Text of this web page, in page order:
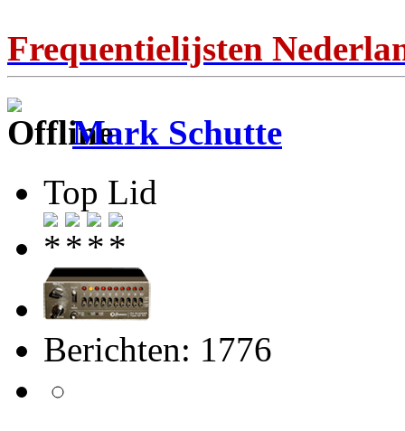
Frequentielijsten
Mark Schutte
Top Lid
Berichten: 1776